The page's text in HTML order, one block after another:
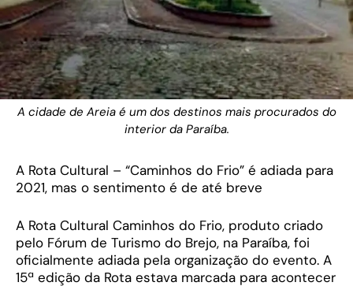
A cidade de Areia é um dos destinos mais procurados do
interior da Paraíba.
A Rota Cultural – “Caminhos do Frio” é adiada para
2021, mas o sentimento é de até breve
A Rota Cultural Caminhos do Frio, produto criado
pelo Fórum de Turismo do Brejo, na Paraíba, foi
oficialmente adiada pela organização do evento. A
15ª edição da Rota estava marcada para acontecer